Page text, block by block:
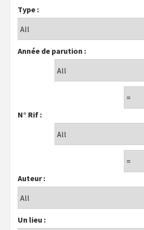
Type :
Année de parution :
N° Rif :
Auteur :
Un lieu :